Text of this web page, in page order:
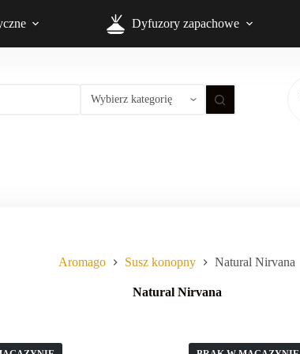
Dyfuzory zapachowe
Aromago Susz konopny Natural Nirvana
Natural Nirvana